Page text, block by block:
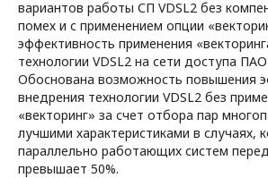
вариантов работы СП VDSL2 без
помех и с применением опции
эффективность применения
технологии VDSL2 на сети доступа
Обоснована возможность повышения
внедрения технологии VDSL2 без
«векторинг» за счет отбора пар
лучшими характеристиками в случаях,
параллельно работающих систем
превышает 50%.